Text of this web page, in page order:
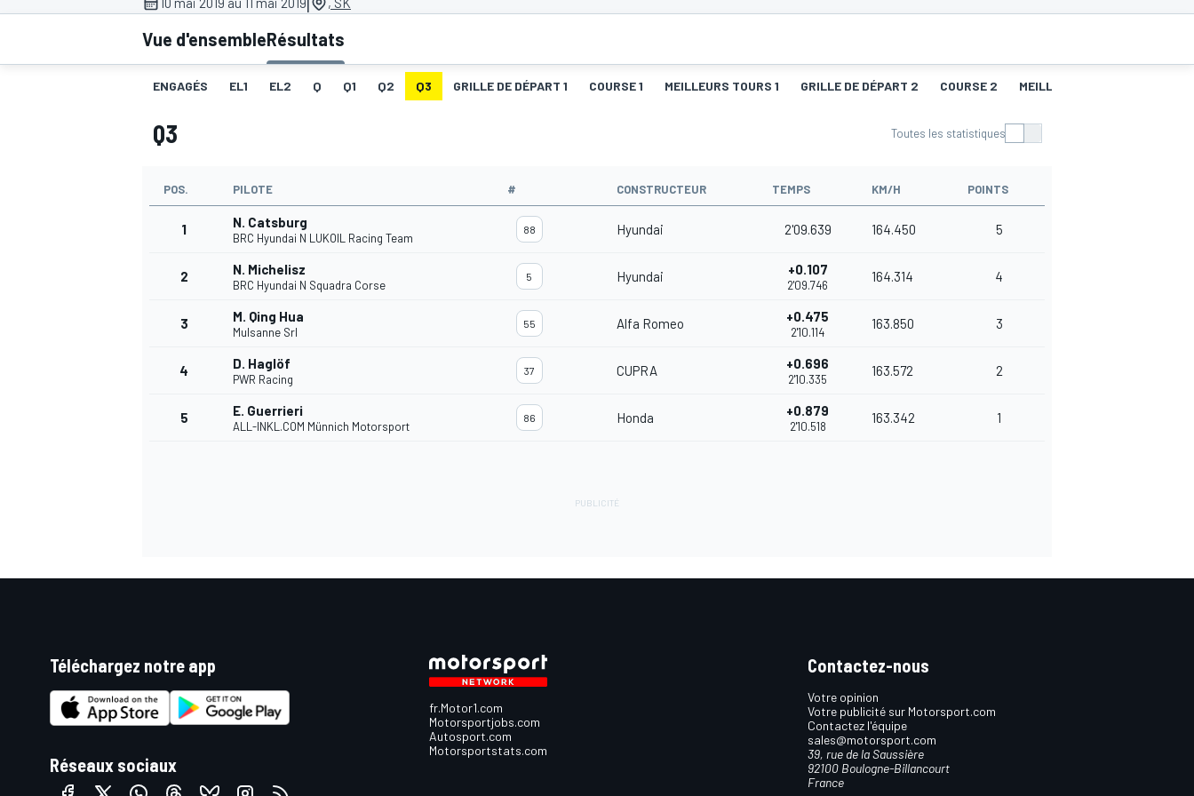
MOTOGP
WEC
Vue d'ensembleRésultats
ENGAGÉS EL1 EL2 Q Q1 Q2 Q3 GRILLE DE DÉPART 1 COURSE 1 MEILLEURS TOURS 1 GRILLE DE DÉPART 2 COURSE 2 MEILLEURS TOURS 2
Q3 Toutes les statistiques
POS. PILOTE # CONSTRUCTEUR TEMPS KM/H POINTS
1 N. Catsburg
BRC Hyundai N LUKOIL Racing Team
88 Hyundai 2'09.639 164.450 5
2 N. Michelisz
BRC Hyundai N Squadra Corse
5 Hyundai +0.107
2'09.746
164.314 4
3 M. Qing Hua
Mulsanne Srl
55 Alfa Romeo +0.475
2'10.114
163.850 3
4 D. Haglöf
PWR Racing
37 CUPRA +0.696
2'10.335
163.572 2
5 E. Guerrieri
ALL-INKL.COM Münnich Motorsport
86 Honda +0.879
2'10.518
163.342 1
Téléchargez notre app
Réseaux sociaux
fr.Motor1.com
Motorsportjobs.com
Autosport.com
Motorsportstats.com
Contactez-nous
Votre opinion
Votre publicité sur Motorsport.com
Contactez l'équipe
sales@motorsport.com
39, rue de la Saussière
92100 Boulogne-Billancourt
France